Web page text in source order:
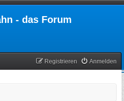
- das Forum
Anmelden
Registrieren